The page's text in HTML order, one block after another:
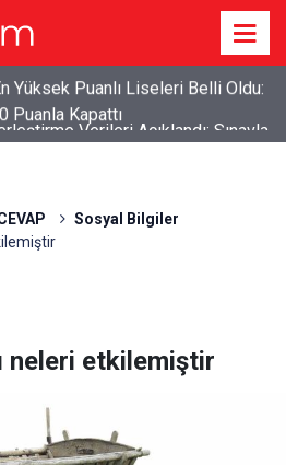
Verileri Açıklandı: Sınavla
95,76 Doldu
Sosyal Bilgiler
neleri etkilemiştir